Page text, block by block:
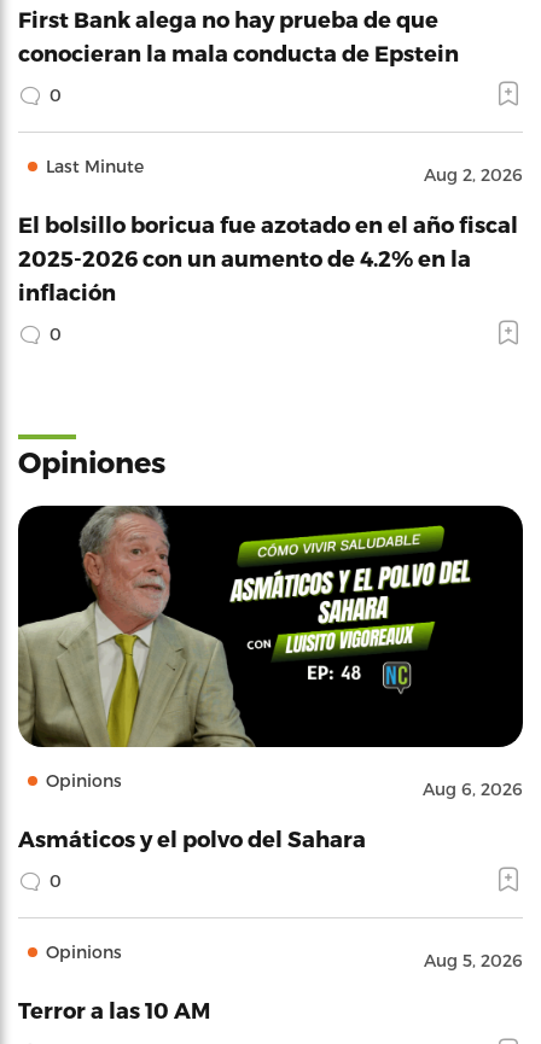
First Bank alega no hay prueba de que
conocieran la mala conducta de Epstein
0
Last Minute Aug 2, 2026
El bolsillo boricua fue azotado en el año fiscal
2025-2026 con un aumento de 4.2% en la
inflación
0
Opiniones
Opinions Aug 6, 2026
Asmáticos y el polvo del Sahara
0
Opinions Aug 5, 2026
Terror a las 10 AM